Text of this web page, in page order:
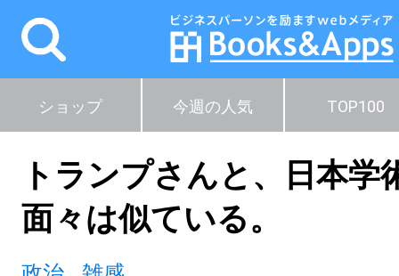
ショップ 今週の人気 TOP100
トランプさんと、日本学
面々は似ている。